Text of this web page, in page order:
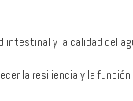
y la calidad del
la resiliencia y la función